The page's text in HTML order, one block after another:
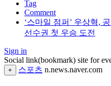
Tag
Comment
‘스마일 점퍼’ 우상혁,
선수권 첫 우승 도전
Sign in
Social link(bookmark) site for
+ 스포츠 n.news.naver.com